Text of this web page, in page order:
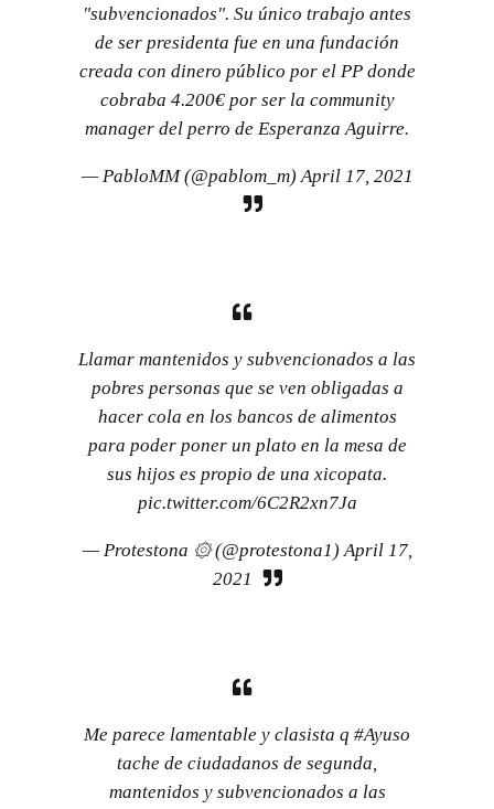
"subvencionados". Su único trabajo antes
de ser presidenta fue en una fundación
creada con dinero público por el PP donde
cobraba 4.200€ por ser la community
manager del perro de Esperanza Aguirre.
— PabloMM (@pablom_m)April 17, 2021
Llamar mantenidos y subvencionados a las
pobres personas que se ven obligadas a
hacer cola en los bancos de alimentos
para poder poner un plato en la mesa de
sus hijos es propio de una xicopata.
pic.twitter.com/6C2R2xn7Ja
— Protestona ۞ (@protestona1)April 17,
2021
Me parece lamentable y clasista q #Ayuso
tache de ciudadanos de segunda,
mantenidos y subvencionados a las